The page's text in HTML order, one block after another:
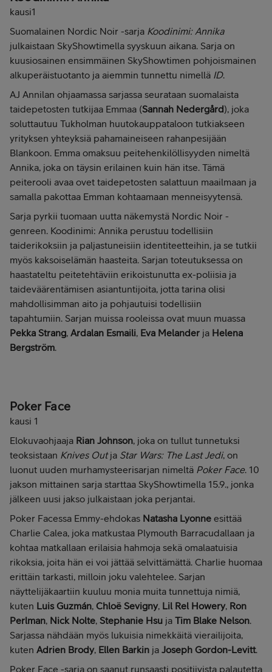
kausi1
Suomalainen Nordic Noir -sarja Koodinimi: Annika
julkaistaan SkyShowtimella syyskuun aikana. Sarja on
kuusiosainen ensimmäinen SkyShowtimen pohjoismainen
alkuperäistuotanto ja aiemmin tunnettu nimellä ID.
AJ Annilan ohjaamassa sarjassa seurataan suomalaista
taidepetosten tutkijaa Emmaa (Sannah Nedergård), joka
soluttautuu Tukholman huutokauppataloon tutkiakseen
yrityksen yhteyksiä pahamaineiseen rahanpesijään
Blankoon. Emma omaksuu peitehenkilöllisyyden nimeltä
Annika, joka on täysin erilainen kuin hän itse. Tämä
peiterooli avaa ovet taidepetosten salattuun maailmaan ja
samalla pakottaa Emman kohtaamaan menneisyytensä.
Sarja pyrkii tuomaan uutta näkemystä Nordic Noir -
genreen. Koodinimi: Annika perustuu todellisiin
taiderikoksiin ja paljastuneisiin identiteetteihin, ja se tutkii
myös kaksoiselämän haasteita. Sarjan toteutuksessa on
haastateltu peitetehtäviin erikoistunutta ex-poliisia ja
taideväärentämisen asiantuntijoita, jotta tarina olisi
mahdollisimman aito ja pohjautuisi todellisiin
tapahtumiin. Sarjan muissa rooleissa ovat muun muassa
Pekka Strang, Ardalan Esmaili, Eva Melander ja Helena
Bergström.
Poker Face
kausi 1
Elokuvaohjaaja Rian Johnson, joka on tullut tunnetuksi
teoksistaan Knives Outja Star Wars: The Last Jedi, on
luonut uuden murhamysteerisarjan nimeltä Poker Face. 10
jakson mittainen sarja starttaa SkyShowtimella 15.9., jonka
jälkeen uusi jakso julkaistaan joka perjantai.
Poker Facessa Emmy-ehdokas Natasha Lyonne esittää
Charlie Calea, joka matkustaa Plymouth Barracudallaan ja
kohtaa matkallaan erilaisia hahmoja sekä omalaatuisia
rikoksia, joita hän ei voi jättää selvittämättä. Charlie huomaa
erittäin tarkasti, milloin joku valehtelee. Sarjan
näyttelijäkaartiin kuuluu monia muita tunnettuja nimiä,
kuten Luis Guzmán, Chloë Sevigny, Lil Rel Howery, Ron
Perlman, Nick Nolte, Stephanie Hsu ja Tim Blake Nelson.
Sarjassa nähdään myös lukuisia nimekkäitä vierailijoita,
kuten Adrien Brody, Ellen Barkin ja Joseph Gordon-Levitt.
Poker Face -sarja on saanut runsaasti positiivista palautetta